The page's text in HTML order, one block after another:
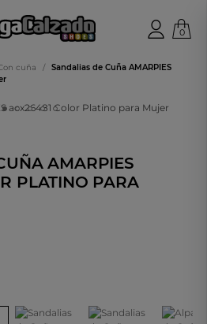
online
0
cuña /
Sandalias de Cuña AMARPIES
AMARPIES
PLATINO PARA